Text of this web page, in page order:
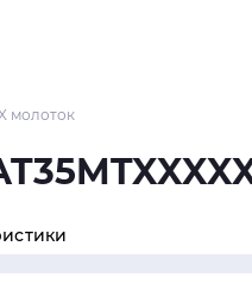
молоток